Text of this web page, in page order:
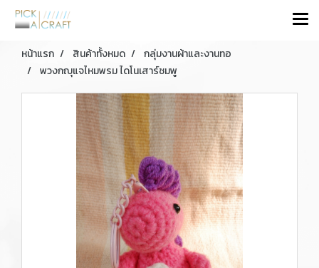
หน้าแรก สินค้าทั้งหมด
กลุ่มงานผ้าและงานทอ
พวงกญุแจไหมพรม ไดโนเสาร์ชมพู